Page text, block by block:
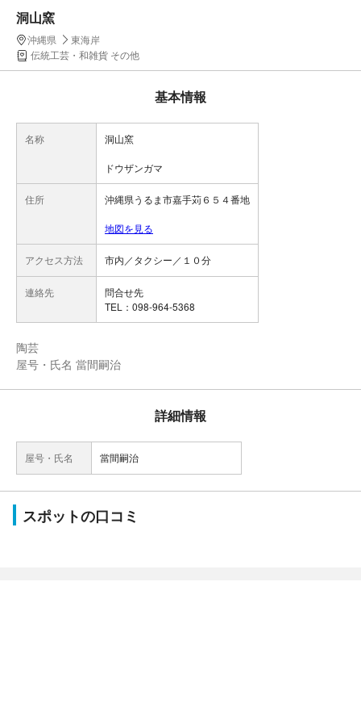
洞山窯
沖縄県
東海岸
伝統工芸・和雑貨 その他
基本情報
名称 洞山窯
ドウザンガマ
住所 沖縄県うるま市嘉手苅６５４番地
地図を見る
アクセス方法 市内／タクシー／１０分
連絡先
問合せ先
TEL：098-964-5368
陶芸
屋号・氏名 當間嗣治
詳細情報
屋号・氏名 當間嗣治
スポットの口コミ